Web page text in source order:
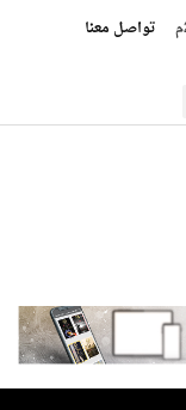
تواصل معنا